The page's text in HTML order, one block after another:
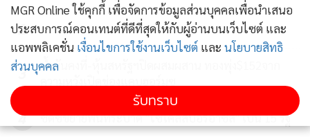
2
3
น้ำมันคงที่-หุ้นสหรัฐฯปิดผสมผสาน ทองพุ่ง$152จาก
4 ซีดีซีขยายพื้นที่ระบาด "ไซโคลสปอริอาซิส" เป็น 15 รัฐ
MGR Online ใช้คุกกี้ เพื่อจัดการข้อมูลส่วนบุคคลเพื่อนำเสนอ
ประสบการณ์คอนเทนต์ที่ดีที่สุดให้กับผู้อ่านบนเว็บไซต์ และ
แอพพลิเคชั่น เงื่อนไขการใช้งานเว็บไซต์ และ นโยบายสิทธิ
ส่วนบุคคล
รับทราบ